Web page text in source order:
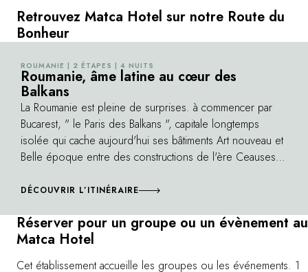
Retrouvez Matca Hotel sur notre Route du
Bonheur
ROUMANIE | 2 ÉTAPES | 4 NUITS
Roumanie, âme latine au cœur des
Balkans
La Roumanie est pleine de surprises. à commencer par
Bucarest, " le Paris des Balkans ", capitale longtemps
isolée qui cache aujourd'hui ses bâtiments Art nouveau et
Belle époque entre des constructions de l'ère Ceausescu
métropole, on découvre un pays ancré dans ses
routes avec les automobilistes. Comment ne pas être
séduit par ce pays de traditions et de légendes qui nous
mènent jusqu'au château de Bran et l'ombre du comte de
DÉCOUVRIR L’ITINÉRAIRE
Réserver pour un groupe ou un évènement au
Matca Hotel
Cet établissement accueille les groupes ou les événements. 1
une magnifique forêt sur la route de
Sighisoara. C'est l'occasion d'observer les
ours qui s'ébattent librement dans leur habitat
naturel. Une expérience exceptionnelle. Un
moment inoubliable.
certaines
rhumatismes.
détente à